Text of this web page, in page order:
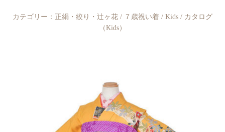
カテゴリー： 正絹・絞り・辻ヶ花 / ７歳祝い着 / Kids / カタログ
（Kids）